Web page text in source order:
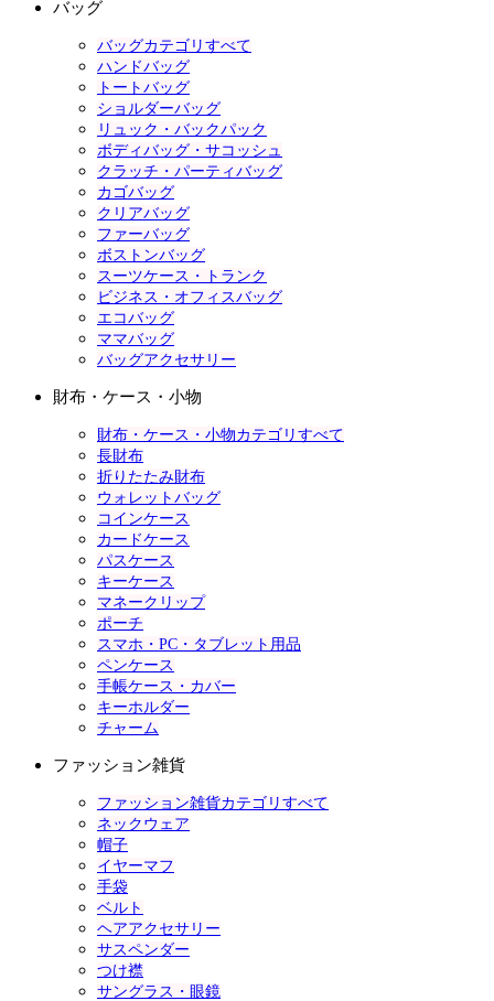
バッグ
バッグカテゴリすべて
ハンドバッグ
トートバッグ
ショルダーバッグ
リュック・バックパック
ボディバッグ・サコッシュ
クラッチ・パーティバッグ
カゴバッグ
クリアバッグ
ファーバッグ
ボストンバッグ
スーツケース・トランク
ビジネス・オフィスバッグ
エコバッグ
ママバッグ
バッグアクセサリー
財布・ケース・小物
財布・ケース・小物カテゴリすべて
長財布
折りたたみ財布
ウォレットバッグ
コインケース
カードケース
パスケース
キーケース
マネークリップ
ポーチ
スマホ・PC・タブレット用品
ペンケース
手帳ケース・カバー
キーホルダー
チャーム
ファッション雑貨
ファッション雑貨カテゴリすべて
ネックウェア
帽子
イヤーマフ
手袋
ベルト
ヘアアクセサリー
サスペンダー
つけ襟
サングラス・眼鏡